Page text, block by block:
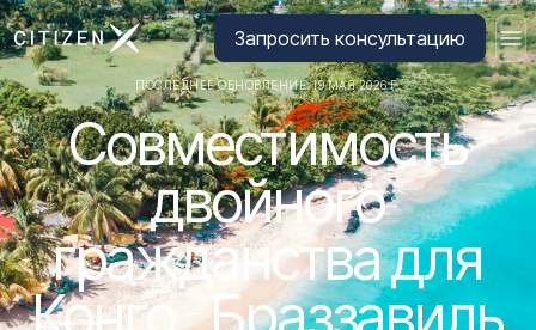
Перейти на главную страницу CitizenX
Запросить консультацию
ПОСЛЕДНЕЕ ОБНОВЛЕНИЕ: 19 МАЯ 2026 Г.
Совместимость
двойного
гражданства для
Конго - Браззавиль